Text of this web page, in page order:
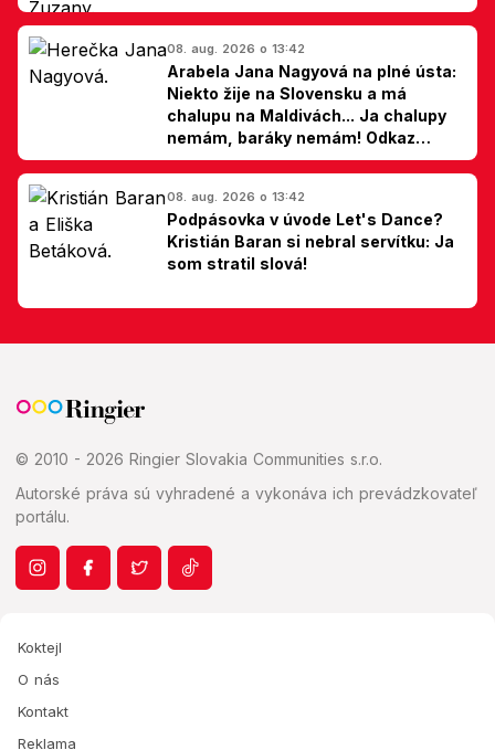
hovorí Milan Ondrík
08. aug. 2026 o 13:42
Arabela Jana Nagyová na plné ústa:
Niekto žije na Slovensku a má
chalupu na Maldivách... Ja chalupy
nemám, baráky nemám! Odkaz
Slovákom
08. aug. 2026 o 13:42
Podpásovka v úvode Let's Dance?
Kristián Baran si nebral servítku: Ja
som stratil slová!
© 2010 - 2026 Ringier Slovakia Communities s.r.o.
Autorské práva sú vyhradené a vykonáva ich prevádzkovateľ
portálu.
Koktejl
O nás
Kontakt
Reklama